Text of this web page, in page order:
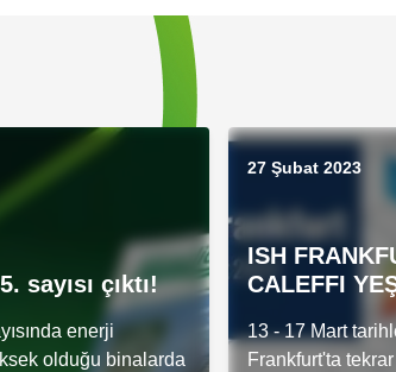
sayısı çıktı!
enerji
olduğu binalarda
27 Şubat 2023
ISH
CALEFFI
13 - 17 Mart
Frankfurt'ta